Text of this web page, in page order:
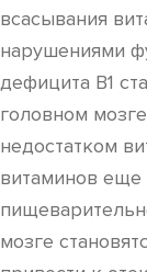
всасывания
нарушениями
дефицита В1
головном
недостатком
витаминов
мозге